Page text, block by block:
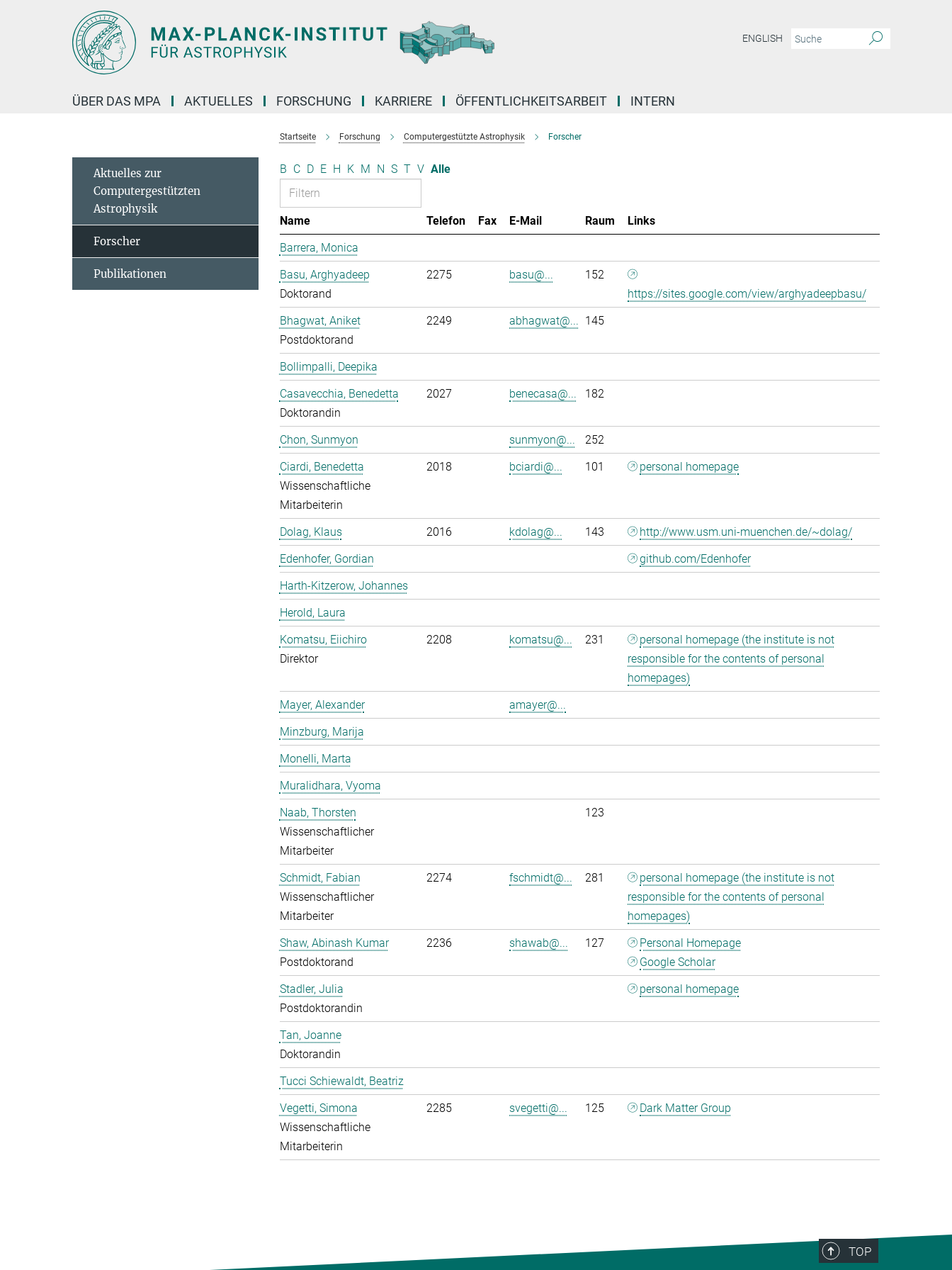
ENGLISH
ÜBER DAS MPA AKTUELLES FORSCHUNG KARRIERE ÖFFENTLICHKEITSARBEIT INTERN
Startseite Forschung Computergestützte Astrophysik Forscher
B C D E H K M N S T V Alle
Name Telefon Fax E-Mail Raum
Links
Barrera, Monica
Basu, Arghyadeep
Doktorand
2275 basu@...
152
https://sites.google.com/view/arghyadeepbasu/
Bhagwat, Aniket
Postdoktorand
2249 abhagwat@... 145
Bollimpalli, Deepika
Casavecchia, Benedetta
Doktorandin
2027 benecasa@... 182
Chon, Sunmyon sunmyon@...
252
Ciardi, Benedetta
Wissenschaftliche
Mitarbeiterin
2018 bciardi@... 101 personal homepage
Dolag, Klaus 2016 kdolag@... 143
http://www.usm.uni-muenchen.de/~dolag/
Edenhofer, Gordian
github.com/Edenhofer
Harth-Kitzerow, Johannes
Herold, Laura
Komatsu, Eiichiro
Direktor
2208 komatsu@... 231
personal homepage (the institute is not
responsible for the contents of personal
homepages)
Mayer, Alexander
amayer@...
Minzburg, Marija
Monelli, Marta
Muralidhara, Vyoma
Naab, Thorsten
Wissenschaftlicher
Mitarbeiter
123
Schmidt, Fabian
Wissenschaftlicher
Mitarbeiter
2274 fschmidt@... 281
personal homepage (the institute is not
responsible for the contents of personal
homepages)
Shaw, Abinash Kumar
Postdoktorand
2236 shawab@... 127
Personal Homepage
Google Scholar
Stadler, Julia
Postdoktorandin
personal homepage
Tan, Joanne
Doktorandin
Tucci Schiewaldt, Beatriz
Vegetti, Simona
Wissenschaftliche
Mitarbeiterin
2285 svegetti@... 125 Dark Matter Group
Aktuelles zur
Computergestützten
Astrophysik
Forscher
Publikationen
TOP